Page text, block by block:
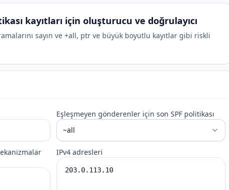
kayıtları için oluşturucu ve doğrulayıcı
sayın ve +all, ptr ve büyük boyutlu kayıtlar gibi riskli
Eşleşmeyen gönderenler için son SPF politikası
IPv4 adresleri